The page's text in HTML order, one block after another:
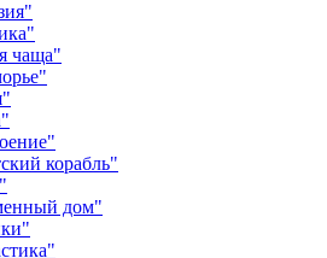
чаща"
корабль"
дом"